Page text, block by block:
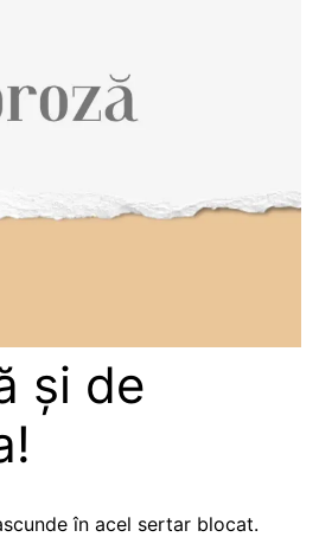
și de
în acel sertar blocat.